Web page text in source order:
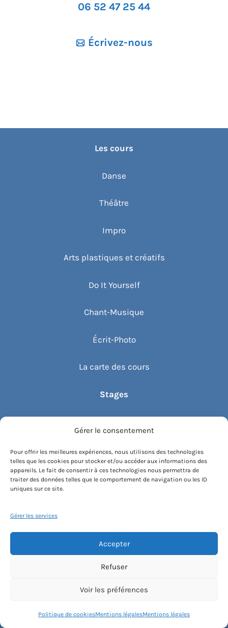
Gérer le consentement
Pour offrir les meilleures expériences, nous utilisons des technologies
telles que les cookies pour stocker et/ou accéder aux informations des
appareils. Le fait de consentir à ces technologies nous permettra de
traiter des données telles que le comportement de navigation ou les ID
uniques sur ce site.
Gérer les services
Accepter
Refuser
Voir les préférences
Politique de cookiesMentions légalesMentions légales
06 52 47 25 44
Écrivez-nous
Les cours
Danse
Théâtre
Impro
Arts plastiques et créatifs
Do It Yourself
Chant-Musique
Écrit-Photo
La carte des cours
Stages
Stages de sculpture
Stages de bois/menuiserie
Stages de théâtre & impro
Stages de prise de parole
Stages de chant
Stages de danse